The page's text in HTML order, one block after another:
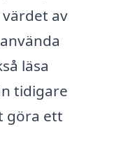
av
läsa
tidigare
göra ett